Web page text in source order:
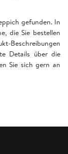
gefunden. In
die Sie bestellen
Details über die
Sie sich gern an